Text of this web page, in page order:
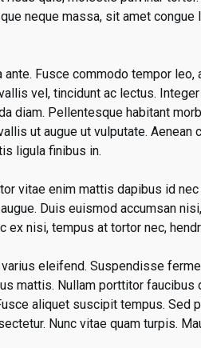
neque massa, sit amet
ante. Fusce commodo tempor
vel, tincidunt ac lectus.
diam. Pellentesque habitant
ut augue ut vulputate.
ligula finibus in.
vitae enim mattis dapibus id
Duis euismod accumsan
ex nisi, tempus at tortor nec,
eleifend. Suspendisse
mattis. Nullam porttitor faucibus
aliquet suscipit tempus. Sed
Nunc vitae quam turpis.